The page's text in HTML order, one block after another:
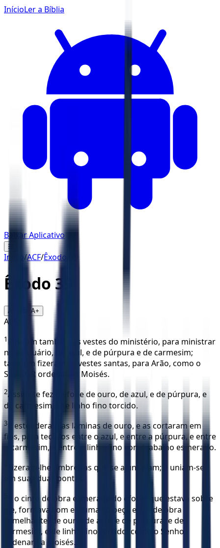
InícioLer a Bíblia
Baixar Aplicativo
☰
Início /ACF/Êxodo
Êxodo 39
A- A+
ACF
1
Fizeram também as vestes do ministério, para ministrar
no santuário, de azul, e de púrpura e de carmesim;
também fizeram as vestes santas, para Arão, como o
SENHOR ordenara a Moisés.
2Assim se fez o éfode de ouro, de azul, e de púrpura, e
de carmesim e de linho fino torcido.
3
E estenderam as lâminas de ouro, e as cortaram em
fios, para tecê-los entre o azul, e entre a púrpura, e entre
o carmesim, e entre o linho fino com trabalho esmerado.
Fizeram-lhe ombreiras que se ajuntavam; e uniam-se
em suas duas pontas.
E o cinto de obra esmerada do éfode, que estava sobre
ele, formava com ele uma só peça e era de obra
semelhante, de ouro, de azul, e de púrpura, e de
carmesim, e de linho fino torcido, como o Senhor
ordenara a Moisés.